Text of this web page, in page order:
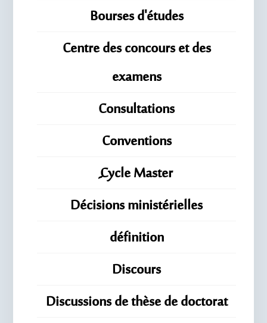
Bourses d'études
Centre des concours et des
examens
Consultations
Conventions
ِِِCycle Master
Décisions ministérielles
définition
Discours
Discussions de thèse de doctorat